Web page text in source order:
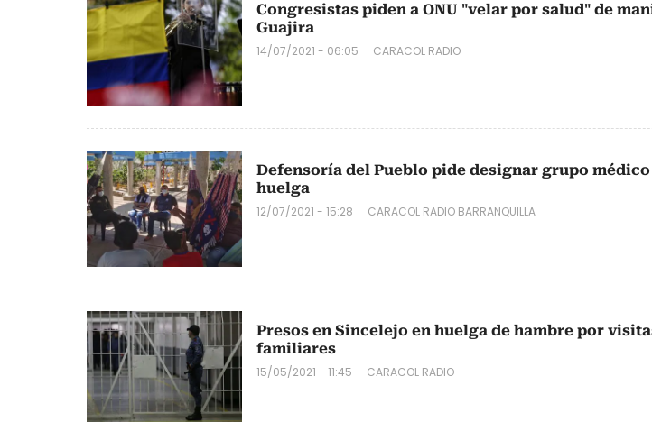
Congresistas piden a ONU "velar por salud" de
Guajira
14/07/2021 - 06:05 CARACOL RADIO
Defensoría del Pueblo pide designar grupo
huelga
12/07/2021 - 15:28 CARACOL RADIO BARRANQUILLA
Presos en Sincelejo en huelga de hambre por
familiares
15/05/2021 - 11:45 CARACOL RADIO